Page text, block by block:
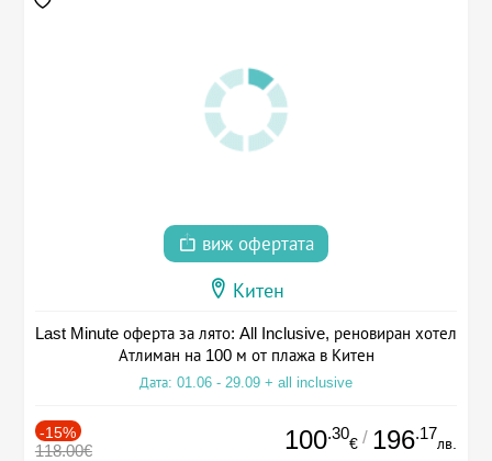
виж офертата
Китен
Last Minute оферта за лято: All Inclusive, реновиран хотел
Атлиман на 100 м от плажа в Китен
Дата: 01.06 - 29.09 + all inclusive
-15%
118.00€ 100.30
€ / 196.17
лв.